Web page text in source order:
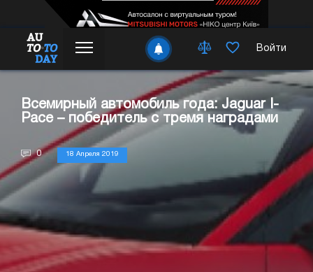
Войти
Всемирный автомобиль года: Jaguar I-
Pace – победитель с тремя наградами
0 18 Апреля 2019